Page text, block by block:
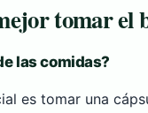
tomar el
las comidas?
es tomar una